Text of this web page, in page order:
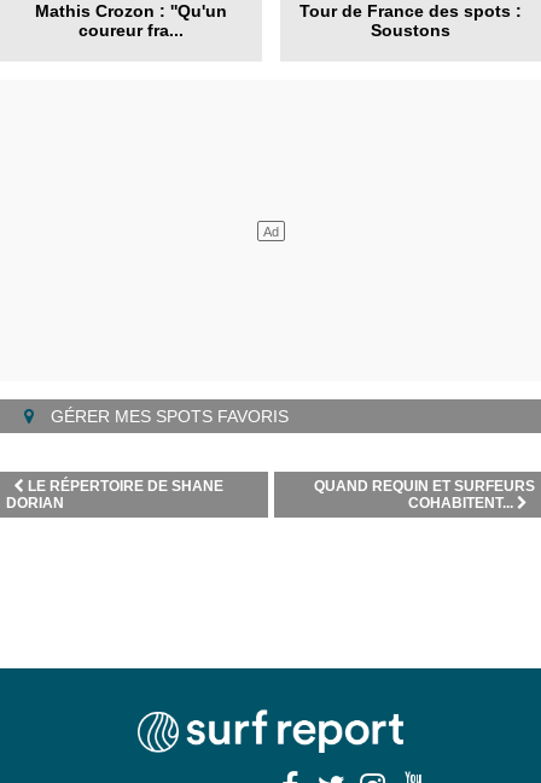
Mathis Crozon : ''Qu'un
coureur fra...
Tour de France des spots :
Soustons
GÉRER MES SPOTS FAVORIS
QUAND REQUIN ET SURFEURS
COHABITENT...
LE RÉPERTOIRE DE SHANE
DORIAN